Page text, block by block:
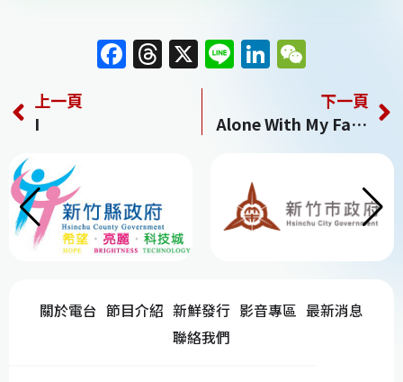
F
a
o
o
k
T
h
s
X Li
n
e
Li
n
k
e
n
C
h
上一頁
I
下一頁
Alone With My Faith信念不移
關於電台 節目介紹 新鮮發行 影音專區 最新消息
聯絡我們